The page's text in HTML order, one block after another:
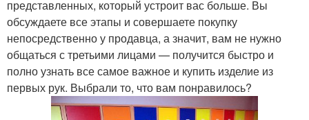
представленных, который устроит вас больше. Вы
обсуждаете все этапы и совершаете покупку
непосредственно у продавца, а значит, вам не нужно
общаться с третьими лицами — получится быстро и
полно узнать все самое важное и купить изделие из
первых рук. Выбрали то, что вам понравилось?